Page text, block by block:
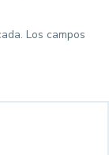
Los campos